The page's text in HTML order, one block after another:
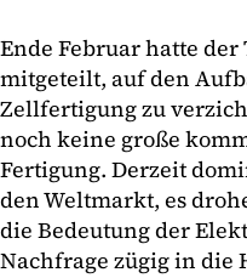
Ende Februar hatte
mitgeteilt, auf den
Zellfertigung zu
noch keine große
Fertigung. Derzeit
den Weltmarkt, es
die Bedeutung der
Nachfrage zügig in die